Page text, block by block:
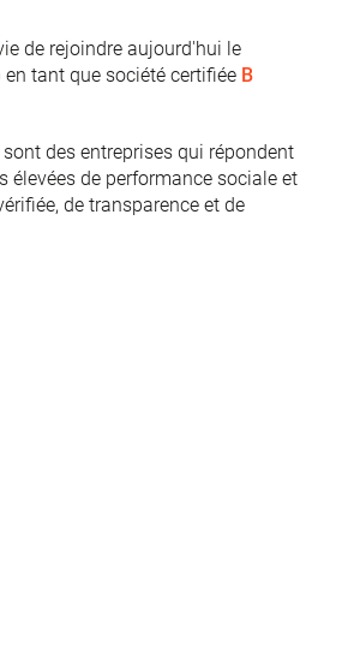
de rejoindre aujourd'hui le
tant que société certifiée B
des entreprises qui répondent
élevées de performance sociale et
de transparence et de